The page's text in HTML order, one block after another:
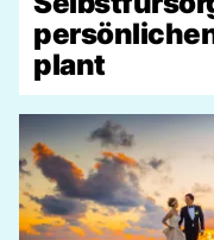
plant